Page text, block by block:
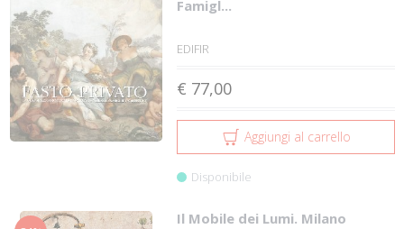
Famigl...
EDIFIR
€ 77,00
Aggiungi al carrello
Disponibile
Il Mobile dei Lumi. Milano